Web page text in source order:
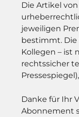
Die Artikel
jeweiligen
bestimmt. Die
Kollegen – ist
rechtssicher
Pressespiegel),
Danke für Ihr
Abonnement